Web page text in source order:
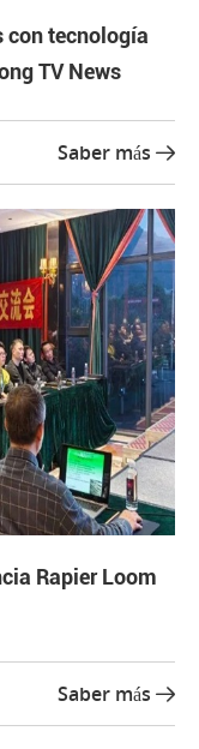
con tecnología
TV News
Saber más 
Rapier Loom
Saber más 